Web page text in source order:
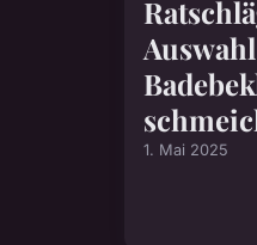
1. Mai 2025